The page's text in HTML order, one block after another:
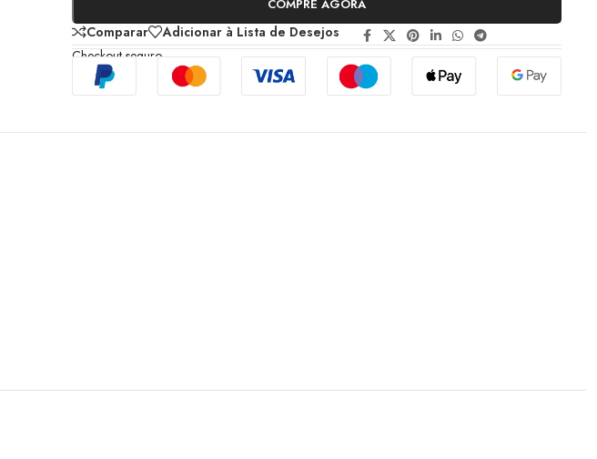
COMPRE AGORA
Comparar
Adicionar à Lista de Desejos
Checkout seguro